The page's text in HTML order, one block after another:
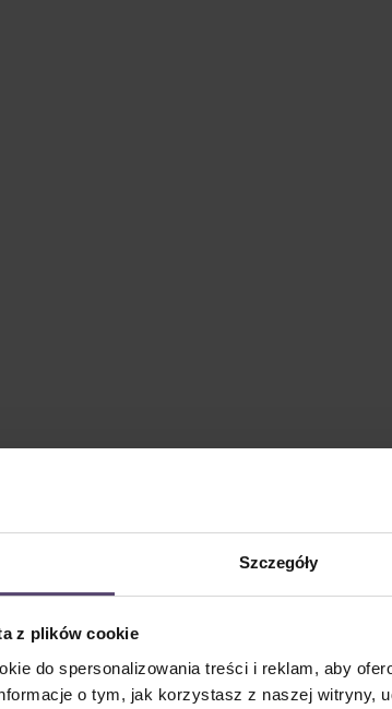
Szczegóły
z plików cookie
do spersonalizowania treści i reklam, aby
o tym, jak korzystasz z naszej witryny,